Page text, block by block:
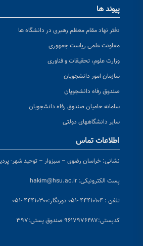
پیوند ها
دفتر نهاد مقام معظم رهبری در دانشگاه ها
معاونت علمی ریاست جمهوری
وزارت علوم، تحقیقات و فناوری
سازمان امور دانشجویان
صندوق رفاه دانشجویان
سامانه حامیان صندوق رفاه دانشجویان
سایر دانشگاههای دولتی
اطلاعات تماس
نشانی: خراسان رضوی – سبزوار – توحید شهر-
پست الکترونیکی: hakim@hsu.ac.ir
تلفن : ۴۴۴۱۰۱۰۴ -۰۵۱ دورنگار:۴۴۴۱۰۳۰۰ -۰۵۱
کدپستی:۹۶۱۷۹۷۶۴۸۷ صندوق پستی:۳۹۷